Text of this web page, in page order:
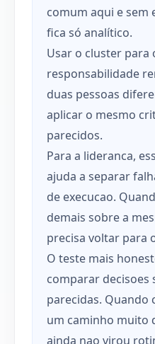
comum aqui e sem
fica só analítico.
Usar o cluster para
responsabilidade
duas pessoas
aplicar o mesmo
parecidos.
Para a lideranca,
ajuda a separar
de execucao.
demais sobre a
precisa voltar para
O teste mais
comparar decisoes
parecidas. Quando
um caminho muito
ainda nao virou